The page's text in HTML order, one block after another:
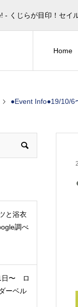
‐ くじらが目印！セイ
Home
●Event Info●19/10/6
と浴衣
調べ
日〜 ロ
ーベル